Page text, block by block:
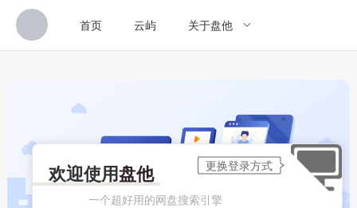
首页 云屿 关于盘他
欢迎使用盘他
一个超好用的网盘搜索引擎